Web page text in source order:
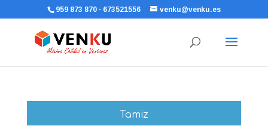
959 873 870 · 673521556 venku@venku.es
Tamiz